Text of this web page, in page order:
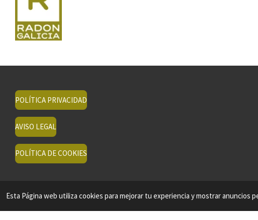
Esta Página web utiliza cookies para mejorar tu experiencia y mostrar anuncios
POLÍTICA PRIVACIDAD
AVISO LEGAL
POLÍTICA DE COOKIES
© 2024 - 2026 MEDICIONES CONTROL ANÁLISIS RADÓN EN GALICIA